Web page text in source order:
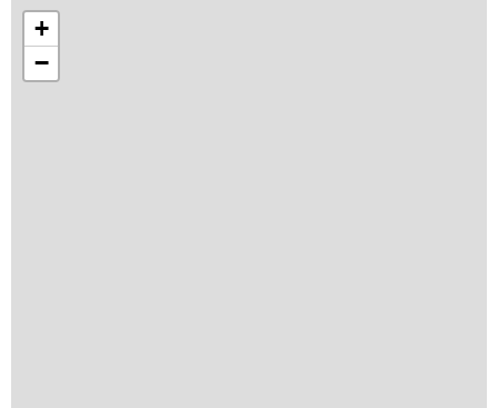
+
−